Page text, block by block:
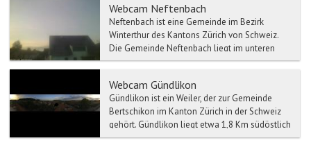
Webcam Neftenbach
Neftenbach ist eine Gemeinde im Bezirk
Winterthur des Kantons Zürich von Schweiz.
Die Gemeinde Neftenbach liegt im unteren
Tösstal, 19 Km Luftlinie...
Webcam Gündlikon
Gündlikon ist ein Weiler, der zur Gemeinde
Bertschikon im Kanton Zürich in der Schweiz
gehört. Gündlikon liegt etwa 1,8 Km südöstlich
des Dorfes Be...